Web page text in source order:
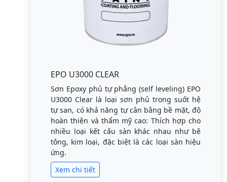
EPO U3000 CLEAR
Sơn Epoxy phủ tự phẳng (self leveling) EPO
U3000 Clear là loại sơn phủ trong suốt hệ
tự san, có khả năng tự cân bằng bề mặt, độ
hoàn thiện và thẩm mỹ cao: Thích hợp cho
nhiều loại kết cấu sàn khác nhau như bê
tông, kim loại, đặc biệt là các loại sàn hiệu
ứng.
Xem chi tiết